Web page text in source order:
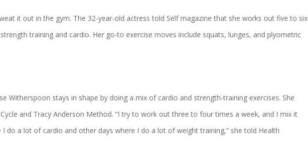
it out in the gym. The 32-year-old actress told Self magazine that she works out five to six
training and cardio. Her go-to exercise moves include squats, lunges, and plyometric
Witherspoon stays in shape by doing a mix of cardio and strength-training exercises. She
and Tracy Anderson Method. “I try to work out three to four times a week, and I mix it
I do a lot of cardio and other days where I do a lot of weight training,” she told Health